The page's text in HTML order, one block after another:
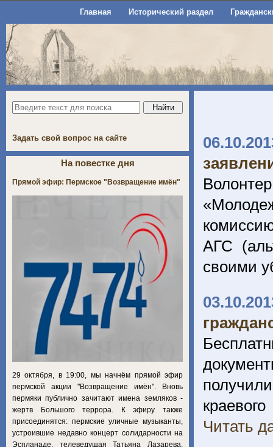
Главная Исторический раздел
АГС
своими
Читать
Задать свой вопрос на сайте
На повестке дня
Прямой эфир: Пермское "Возвращение имён"
29 октября, в 19:00, мы начнём прямой эфир
пермской акции "Возвращение имён". Вновь
пермяки публично зачитают имена земляков -
жертв Большого террора. К эфиру также
присоединятся: пермские уличные музыканты,
устроившие недавно концерт солидарности на
Эспланаде, телеведущая Татьяна Лазарева,